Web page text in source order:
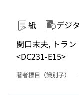
紙 デジ
関口末夫, トラ
<DC231-E15>
著者標目（識別子）